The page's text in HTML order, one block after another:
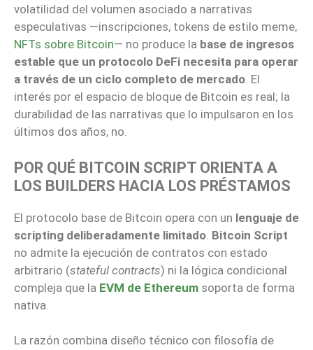
volatilidad del volumen asociado a narrativas
especulativas —inscripciones, tokens de estilo meme,
NFTs sobre Bitcoin— no produce la base de ingresos
estable que un protocolo DeFi necesita para operar
a través de un ciclo completo de mercado. El
interés por el espacio de bloque de Bitcoin es real; la
durabilidad de las narrativas que lo impulsaron en los
últimos dos años, no.
POR QUÉ BITCOIN SCRIPT ORIENTA A
LOS BUILDERS HACIA LOS PRÉSTAMOS
El protocolo base de Bitcoin opera con un lenguaje de
scripting deliberadamente limitado Bitcoin Script
no admite la ejecución de contratos con estado
arbitrario (stateful contracts) ni la lógica condicional
compleja que la EVM de Ethereum soporta de forma
nativa.
La razón combina diseño técnico con filosofía de